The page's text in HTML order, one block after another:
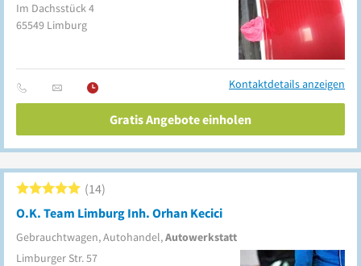
Im Dachsstück 4
65549 Limburg
Kontaktdetails anzeigen
Gratis Angebote einholen
O.K. Team Limburg Inh. Orhan Kecici
Gebrauchtwagen, Autohandel,Autowerkstatt
14
Limburger Str. 57